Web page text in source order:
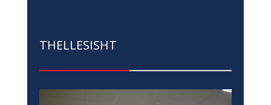
THELLESISHT